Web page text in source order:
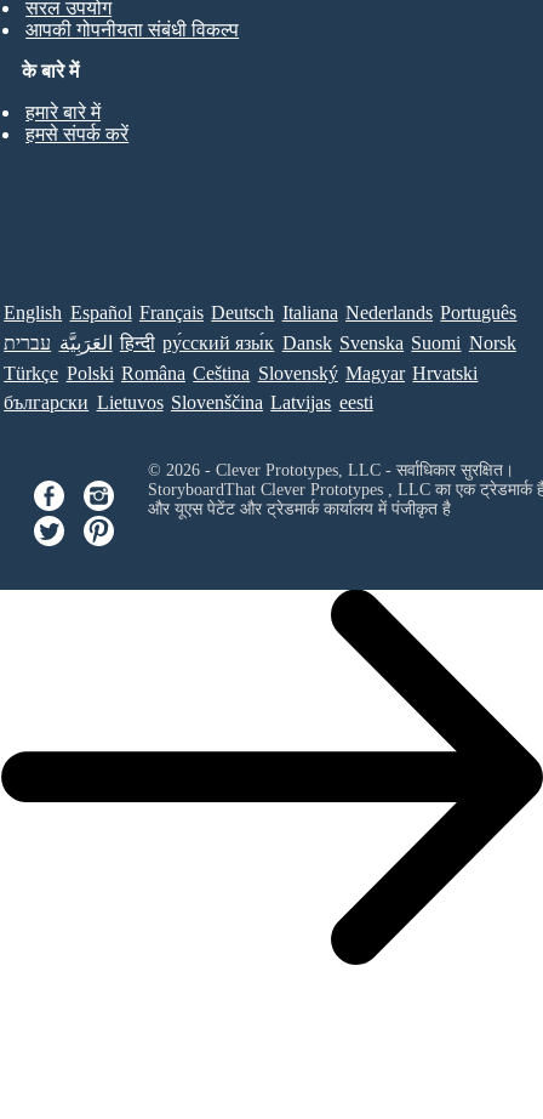
के बारे में
हमारे बारे में
हमसे संपर्क करें
सरल उपयोग
आपकी गोपनीयता संबंधी विकल्प
English Español Français Deutsch Italiana Nederlands Português
עברית العَرَبِيَّة हिन्दी ру́сский язы́к Dansk Svenska Suomi Norsk
Türkçe Polski Româna Ceština Slovenský Magyar Hrvatski
български Lietuvos Slovenščina Latvijas eesti
© 2026 - Clever Prototypes, LLC - सर्वाधिकार सुरक्षित।
StoryboardThat Clever Prototypes , LLCका एक ट्रेडमार्क
और यूएस पेटेंट और ट्रेडमार्क कार्यालय में पंजीकृत है